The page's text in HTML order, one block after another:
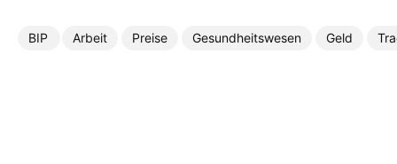
BIP Arbeit Preise Gesundheitswesen Geld
Mehr